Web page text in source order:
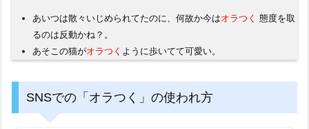
あいつは散々いじめられてたのに、何故か今はオラつく 態度を取
るのは反動かね？。
あそこの猫がオラつく ように歩いてて可愛い。
SNSでの「オラつく」の使われ方